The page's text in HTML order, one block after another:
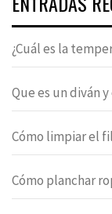
¿Cuál es la
Que es un diván
Cómo limpiar el
Cómo planchar